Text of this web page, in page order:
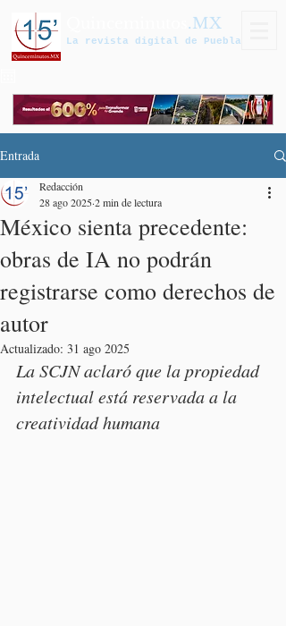
.MX
La revista digital de Puebla
Entrada
México sienta precedente:
obras de IA no podrán
registrarse como derechos de
autor
Redacción
28 ago 20252 min de lectura
Actualizado: 31 ago 2025
La SCJN aclaró que la propiedad
intelectual está reservada a la
creatividad humana